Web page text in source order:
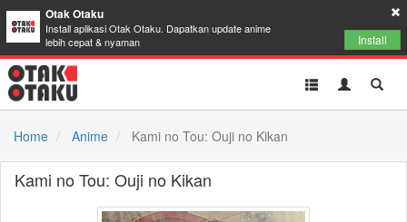
Otak Otaku
Install aplikasi Otak Otaku. Dapatkan update anime
lebih cepat & nyaman
Install
Toggle
Toggle
Home
Anime Kami no Tou: Ouji no Kikan
Kami no Tou: Ouji no Kikan